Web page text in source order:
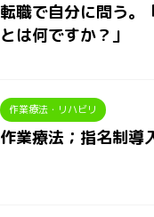
転職で自分に問う。
とは何ですか？」
作業療法・リハビリ
作業療法；指名制導